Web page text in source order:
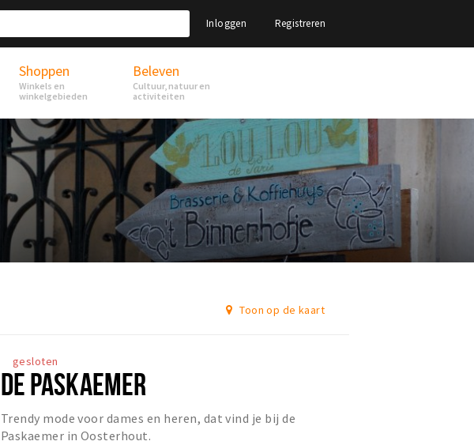
Inloggen Registreren
Shoppen
Winkels en
winkelgebieden
Beleven
Cultuur, natuur en
activiteiten
Toon op de kaart
gesloten
DE PASKAEMER
Trendy mode voor dames en heren, dat vind je bij de
Paskaemer in Oosterhout.